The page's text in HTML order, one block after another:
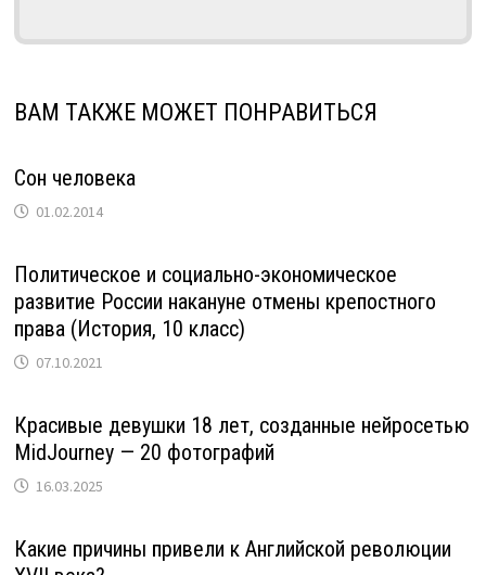
ВАМ ТАКЖЕ МОЖЕТ ПОНРАВИТЬСЯ
Сон человека
01.02.2014
Политическое и социально-экономическое
развитие России накануне отмены крепостного
права (История, 10 класс)
07.10.2021
Красивые девушки 18 лет, созданные нейросетью
MidJourney — 20 фотографий
16.03.2025
Какие причины привели к Английской революции